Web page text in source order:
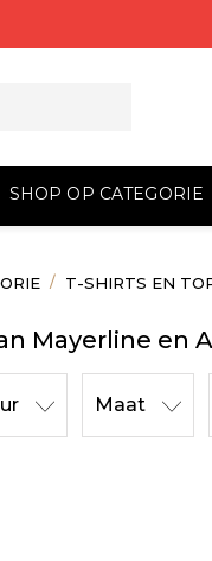
SHOP OP CATEGORIE
T-SHIRTS EN
Mayerline en
Maat